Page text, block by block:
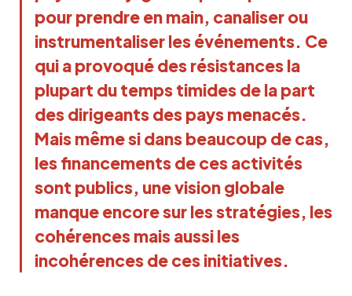
pour prendre en main, canaliser ou
instrumentaliser les événements. Ce
qui a provoqué des résistances la
plupart du temps timides de la part
des dirigeants des pays menacés.
Mais même si dans beaucoup de cas,
les financements de ces activités
sont publics, une vision globale
manque encore sur les stratégies, les
cohérences mais aussi les
incohérences de ces initiatives.